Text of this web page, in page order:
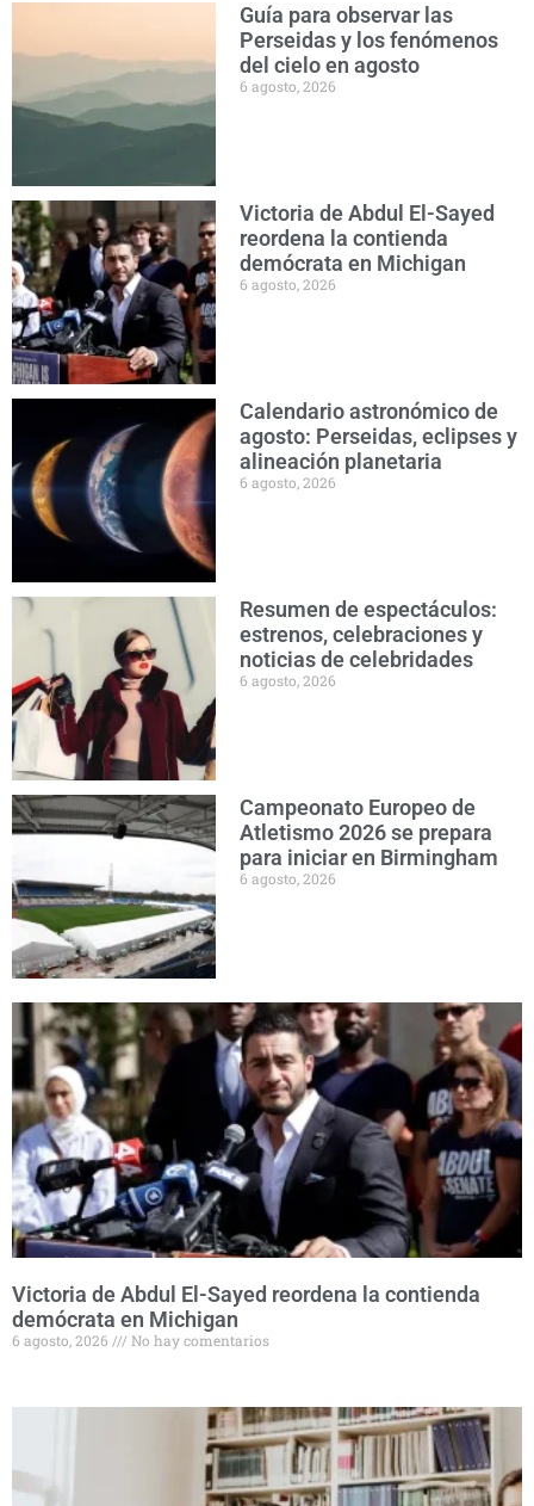
Guía para observar las
Perseidas y los fenómenos
del cielo en agosto
6 agosto, 2026
Victoria de Abdul El-Sayed
reordena la contienda
demócrata en Michigan
6 agosto, 2026
Calendario astronómico de
agosto: Perseidas, eclipses y
alineación planetaria
6 agosto, 2026
Resumen de espectáculos:
estrenos, celebraciones y
noticias de celebridades
6 agosto, 2026
Campeonato Europeo de
Atletismo 2026 se prepara
para iniciar en Birmingham
6 agosto, 2026
Victoria de Abdul El-Sayed reordena la contienda
demócrata en Michigan
6 agosto, 2026 No hay comentarios